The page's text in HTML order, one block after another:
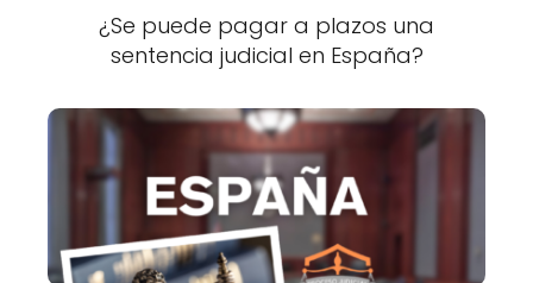
¿Se puede pagar a plazos una
sentencia judicial en España?